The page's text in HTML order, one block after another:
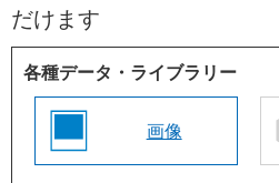
だけます
各種データ・ライブラリー
画像